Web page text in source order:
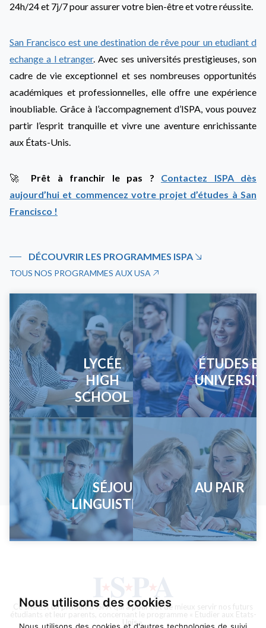
Nous utilisons des cookies
24h/24 et 7j/7 pour assurer votre bien-être et votre réussite.
San Francisco est une destination de rêve pour un etudiant d
echange a l etranger. Avec ses universités prestigieuses, son
cadre de vie exceptionnel et ses nombreuses opportunités
académiques et professionnelles, elle offre une expérience
inoubliable. Grâce à l’accompagnement d’ISPA, vous pouvez
partir l’esprit tranquille et vivre une aventure enrichissante
aux États-Unis.
🚀 Prêt à franchir le pas ? Contactez ISPA dès
aujourd’hui et commencez votre projet d’études à San
Francisco !
DÉCOUVRIR LES PROGRAMMES ISPA
TOUS NOS PROGRAMMES AUX USA
LYCÉE
HIGH
SCHOOL
ÉTUDES
SÉJOURS
LINGUISTIQUES
AU PAIR
Ce site est un produit d’ISPA qui a pour but de mieux servir nos futurs
étudiants et leur parents, concernant le programme « Etudier aux Etats-
Unis ».